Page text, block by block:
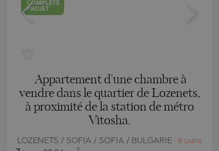
COMPLÉTÉ
PROJET
Appartement d'une chambre à
vendre dans le quartier de Lozenets,
à proximité de la station de métro
Vitosha.
LOZENETS / SOFIA / SOFIA / BULGARIE CARTE